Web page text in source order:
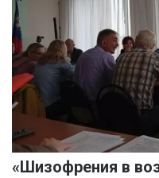
«Шизофрения в